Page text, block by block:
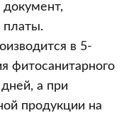
документ,
в 5-
фитосанитарного
а при
продукции на